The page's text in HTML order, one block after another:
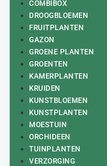
COMBIBOX
DROOGBLOEMEN
FRUITPLANTEN
GAZON
GROENE PLANTEN
GROENTEN
KAMERPLANTEN
KRUIDEN
KUNSTBLOEMEN
KUNSTPLANTEN
MOESTUIN
ORCHIDEEN
TUINPLANTEN
VERZORGING